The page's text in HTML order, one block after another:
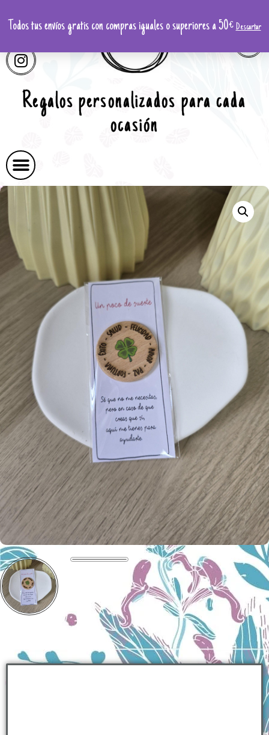
Regalos personalizados para cada
ocasión
Todos tus envíos gratis con compras iguales o superiores a 50€Descartar